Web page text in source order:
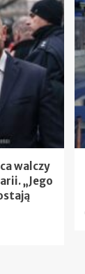
walczy
„Jego